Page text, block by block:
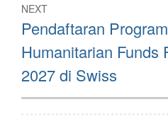
NEXT
Next
post:
Pendaftaran
Humanitarian Funds
2027 di Swiss